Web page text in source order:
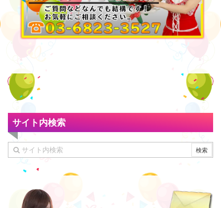
サイト内検索